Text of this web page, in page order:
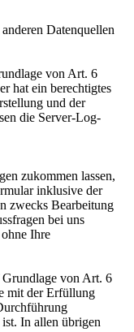
Datenquellen
von Art. 6
hat ein berechtigtes
und der
die Server-Log-
zukommen lassen,
inklusive der
zwecks Bearbeitung
bei uns
Ihre
von Art. 6
mit der Erfüllung
In allen übrigen